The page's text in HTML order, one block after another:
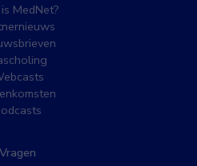
MedNet?
Vragen